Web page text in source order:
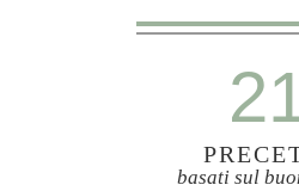
basati sul